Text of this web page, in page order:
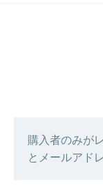
購入者のみが
とメールアド